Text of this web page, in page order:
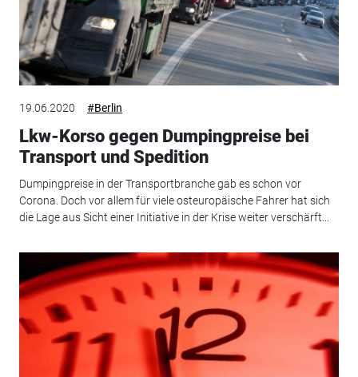
19.06.2020 #Berlin
Lkw-Korso gegen Dumpingpreise bei
Transport und Spedition
Dumpingpreise in der Transportbranche gab es schon vor
Corona. Doch vor allem für viele osteuropäische Fahrer hat sich
die Lage aus Sicht einer Initiative in der Krise weiter verschärft...